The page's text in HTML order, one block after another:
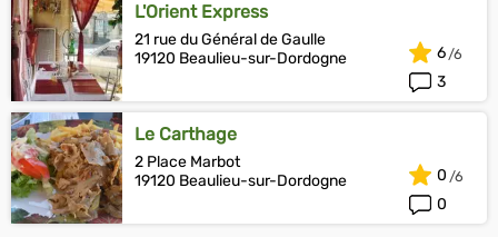
L'Orient Express
21 rue du Général de Gaulle
19120 Beaulieu-sur-Dordogne
3
6
Le Carthage
2 Place Marbot
19120 Beaulieu-sur-Dordogne
0
0